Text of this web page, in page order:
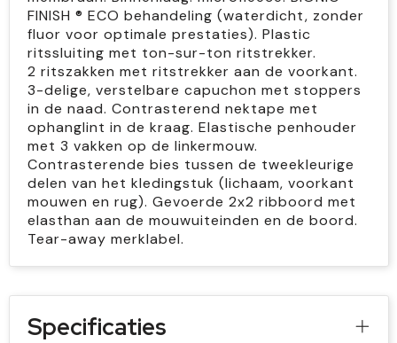
FINISH ® ECO behandeling (waterdicht, zonder
fluor voor optimale prestaties). Plastic
ritssluiting met ton-sur-ton ritstrekker.
2 ritszakken met ritstrekker aan de voorkant.
3-delige, verstelbare capuchon met stoppers
in de naad. Contrasterend nektape met
ophanglint in de kraag. Elastische penhouder
met 3 vakken op de linkermouw.
Contrasterende bies tussen de tweekleurige
delen van het kledingstuk (lichaam, voorkant
mouwen en rug). Gevoerde 2x2 ribboord met
elasthan aan de mouwuiteinden en de boord.
Tear-away merklabel.
Specificaties